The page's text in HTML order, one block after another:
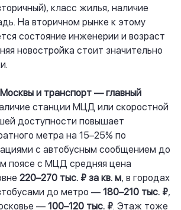
класс жилья, наличие
На вторичном рынке к этому
состояние инженерии и возраст
новостройка стоит значительно
и транспорт — главный
станции МЦД или скоростной
доступности повышает
метра на 15–25% по
с автобусным сообщением до
поясе с МЦД средняя цена
220–270 тыс. ₽ за кв. м, в городах
до метро — 180–210 тыс. ₽,
— 100–120 тыс. ₽. Этаж тоже